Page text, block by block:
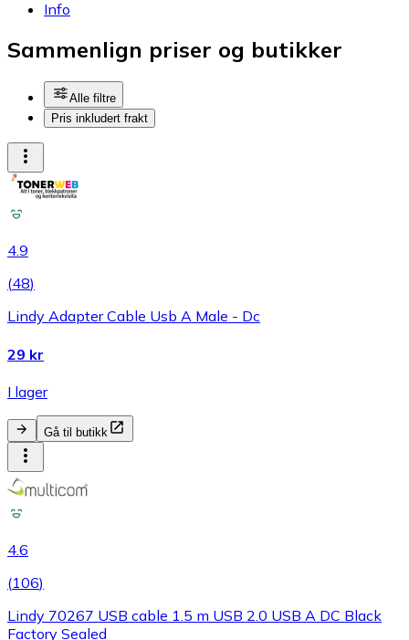
Info
Sammenlign priser og butikker
Alle filtre
Pris inkludert frakt
4.9
(48)
Lindy Adapter Cable Usb A Male - Dc
29 kr
I lager
Gå til butikk
4.6
(106)
Lindy 70267 USB cable 1.5 m USB 2.0 USB A DC Black
Factory Sealed